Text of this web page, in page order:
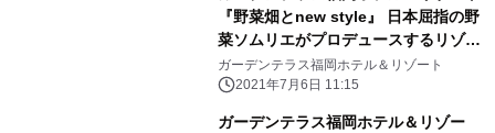
『野菜畑とnew style』 日本屈指の野
菜ソムリエがプロデュースするリゾー
トバイキング
ガーデンテラス福岡ホテル＆リゾート
2021年7月6日 11:15
ガーデンテラス福岡ホテル＆リゾー